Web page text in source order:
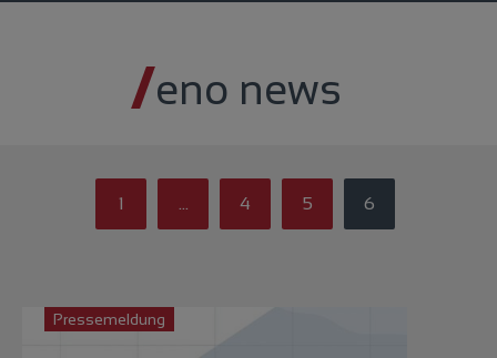
eno news
1 4 5 6
Pressemeldung